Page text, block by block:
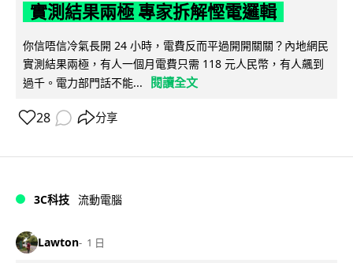
實測結果兩極 專家拆解慳電邏輯
你信唔信冷氣長開 24 小時，電費反而平過開開關關？內地網民
實測結果兩極，有人一個月電費只需 118 元人民幣，有人飆到
過千。電力部門話不能...
閱讀全文
28 分享
3C科技 流動電腦
Lawton 1 日